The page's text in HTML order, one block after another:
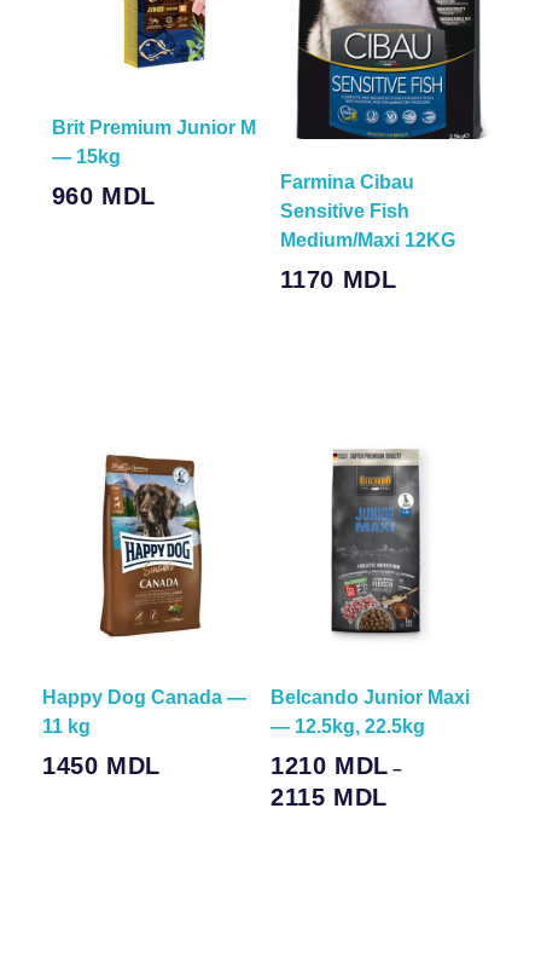
Brit Premium Junior M
— 15kg
960 MDL
Farmina Cibau
Sensitive Fish
Medium/Maxi 12KG
1170 MDL
Happy Dog Canada —
11 kg
1450 MDL
Belcando Junior Maxi
— 12.5kg, 22.5kg
1210 MDL –
2115 MDL